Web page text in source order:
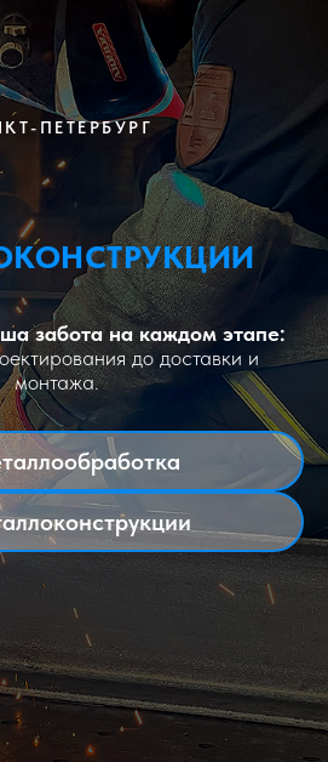
ПЕТЕРБУРГ
забота на каждом этапе:
до доставки и
монтажа.